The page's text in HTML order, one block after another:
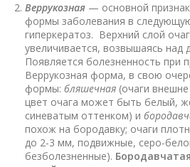
Веррукозная — основной
формы заболевания в
гиперкератоз. Верхний слой
увеличивается, возвышаясь над
Появляется болезненность при
Веррукозная форма, в свою
формы: бляшечная (очаги
цвет очага может быть белый,
синеватым оттенком) и
похож на бородавку; очаги
до 2-3 мм, подвижные, серо-
безболезненные).